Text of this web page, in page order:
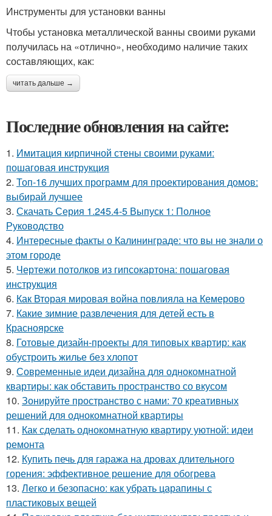
Инструменты для установки ванны
Чтобы установка металлической ванны своими руками
получилась на «отлично», необходимо наличие таких
составляющих, как:
читать дальше →
Последние обновления на сайте:
1. Имитация кирпичной стены своими руками:
пошаговая инструкция
2. Топ-16 лучших программ для проектирования домов:
выбирай лучшее
3. Скачать Серия 1.245.4-5 Выпуск 1: Полное
Руководство
4. Интересные факты о Калининграде: что вы не знали о
этом городе
5. Чертежи потолков из гипсокартона: пошаговая
инструкция
6. Как Вторая мировая война повлияла на Кемерово
7. Какие зимние развлечения для детей есть в
Красноярске
8. Готовые дизайн-проекты для типовых квартир: как
обустроить жилье без хлопот
9. Современные идеи дизайна для однокомнатной
квартиры: как обставить пространство со вкусом
10. Зонируйте пространство с нами: 70 креативных
решений для однокомнатной квартиры
11. Как сделать однокомнатную квартиру уютной: идеи
ремонта
12. Купить печь для гаража на дровах длительного
горения: эффективное решение для обогрева
13. Легко и безопасно: как убрать царапины с
пластиковых вещей